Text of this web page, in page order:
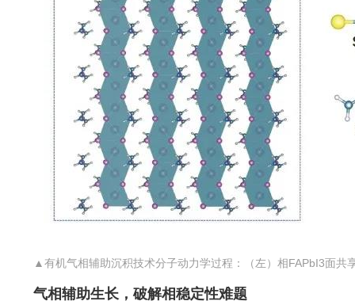
▲有机气相辅助沉积技术分子动力学过程：（左）相FAPbI3面共
气相辅助生长，破解相稳定性难题